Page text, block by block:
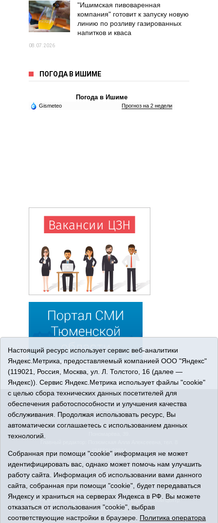
"Ишимская пивоваренная
компания" готовит к запуску новую
линию по розливу газированных
напитков и кваса
08.07.2026
ПОГОДА В ИШИМЕ
Погода в Ишиме
Gismeteo Прогноз на 2 недели
© 2026 Сетевое издание «Ишимская правда». 16+. Все
права защищены.
© При использовании материалов ссылка обязательна.
Адрес редакции: 627750 Тюменская область, г. Ишим, ул.
(34551) 23814
Адрес электронной почты:
IshimPravda-1@obl72.ru
Регистрационный номер СМИ Эл № ФС77-69445 выдано
Федеральной службой по надзору в сфере связи,
информационных технологий и массовых коммуникаций
Учредитель: АНО «Информационно-издательский центр
«Ишимская правда».
Политика оператора
Настоящий ресурс использует сервис веб-аналитики
Яндекс.Метрика, предоставляемый компанией ООО "Яндекс"
(119021, Россия, Москва, ул. Л. Толстого, 16 (далее —
Яндекс)). Сервис Яндекс.Метрика использует файлы "cookie"
с целью сбора технических данных посетителей для
обеспечения работоспособности и улучшения качества
обслуживания. Продолжая использовать ресурс, Вы
автоматически соглашаетесь с использованием данных
технологий.
Собранная при помощи "cookie" информация не может
идентифицировать вас, однако может помочь нам улучшить
работу сайта. Информация об использовании вами данного
сайта, собранная при помощи "cookie", будет передаваться
Яндексу и храниться на серверах Яндекса в РФ. Вы можете
отказаться от использования "cookie", выбрав
соответствующие настройки в браузере. Политика оператора